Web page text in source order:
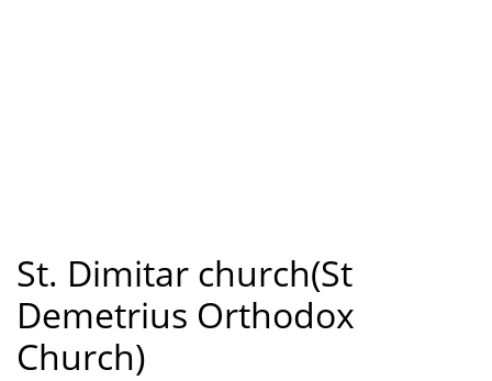
St. Dimitar church(St
Demetrius Orthodox
Church)